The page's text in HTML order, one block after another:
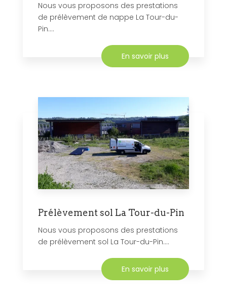
Nous vous proposons des prestations
de prélèvement de nappe La Tour-du-
Pin....
En savoir plus
Prélèvement sol La Tour-du-Pin
Nous vous proposons des prestations
de prélèvement sol La Tour-du-Pin....
En savoir plus